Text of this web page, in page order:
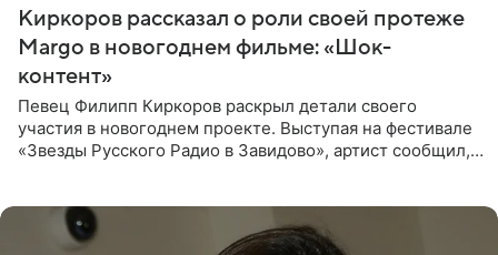
Киркоров рассказал о роли своей протеже
Margo в новогоднем фильме: «Шок-
контент»
Певец Филипп Киркоров раскрыл детали своего
участия в новогоднем проекте. Выступая на фестивале
«Звезды Русского Радио в Завидово», артист сообщил,